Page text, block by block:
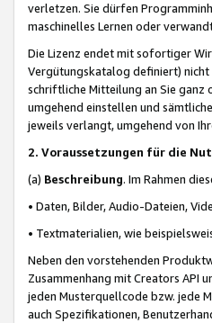
verletzen. Sie dürfen
maschinelles Lernen oder
Die Lizenz endet mit sofortiger
Vergütungskatalog definiert) nicht
schriftliche Mitteilung an Sie ganz
umgehend einstellen und
jeweils verlangt, umgehend von
2. Voraussetzungen für die
(a) Beschreibung. Im Rahmen
• Daten, Bilder, Audio-Dateien,
• Textmaterialien, wie
Neben den vorstehenden
Zusammenhang mit Creators API
jeden Musterquellcode bzw. jede
auch Spezifikationen,